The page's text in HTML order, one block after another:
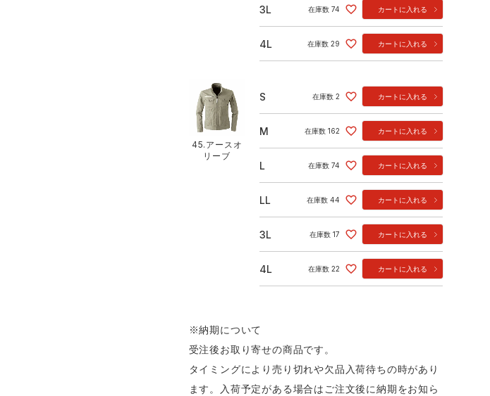
3L 在庫数 74 カートに入れる
4L 在庫数 29 カートに入れる
45.アースオ
リーブ
S 在庫数 2 カートに入れる
M 在庫数 162 カートに入れる
L 在庫数 74 カートに入れる
LL 在庫数 44 カートに入れる
3L 在庫数 17 カートに入れる
4L 在庫数 22 カートに入れる
※納期について
受注後お取り寄せの商品です。
タイミングにより売り切れや欠品入荷待ちの時があり
ます。入荷予定がある場合はご注文後に納期をお知ら